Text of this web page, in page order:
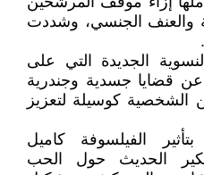
والعنف الجنسي، وشددت
الجديدة التي على
قضايا جسدية وجندرية
كوسيلة لتعزيز
الفيلسوفة كاميل
الحديث حول الحب